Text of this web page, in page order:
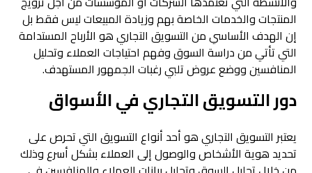
المنتجات والخدمات الخاصة بهم وزيادة المبيعات ليس فقط بل
إن الهدف الأساسي من التسويق التجاري هو الأرباح المستدامة
التي تأتي من دراسة السوق وفهم احتياجات العملاء وتحليل
المنافسين ووضع عروض تلبي رغبات الجمهور المستهدف.
دور التسويق التجاري في الأسواق
يعتبر التسويق التجاري هو أحد أنواع التسويق التي تحرص على
تحديد هوية الأشخاص والوصول إلى العملاء بشكل أسرع وذلك